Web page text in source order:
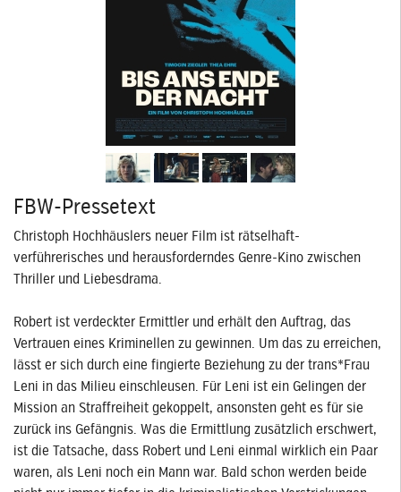
FBW-Pressetext
Christoph Hochhäuslers neuer Film ist rätselhaft-
verführerisches und herausforderndes Genre-Kino zwischen
Thriller und Liebesdrama.
Robert ist verdeckter Ermittler und erhält den Auftrag, das
Vertrauen eines Kriminellen zu gewinnen. Um das zu erreichen,
lässt er sich durch eine fingierte Beziehung zu der trans*Frau
Leni in das Milieu einschleusen. Für Leni ist ein Gelingen der
Mission an Straffreiheit gekoppelt, ansonsten geht es für sie
zurück ins Gefängnis. Was die Ermittlung zusätzlich erschwert,
ist die Tatsache, dass Robert und Leni einmal wirklich ein Paar
waren, als Leni noch ein Mann war. Bald schon werden beide